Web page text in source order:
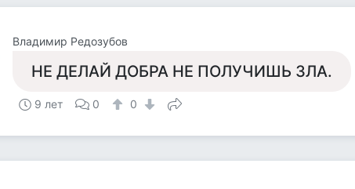
Владимир Редозубов
НЕ ДЕЛАЙ ДОБРА НЕ ПОЛУЧИШЬ ЗЛА.
9 лет 0 0